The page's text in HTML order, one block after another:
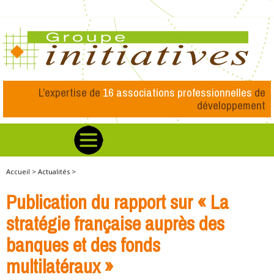
L’expertise de 16 associations professionnelles de
développement
Accueil > Actualités >
Publication du rapport sur « La
stratégie française auprès des
banques et des fonds
multilatéraux »